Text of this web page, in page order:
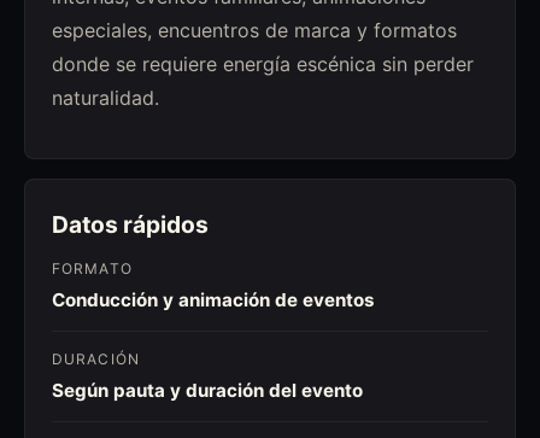
especiales, encuentros de marca y formatos
donde se requiere energía escénica sin perder
naturalidad.
Datos rápidos
FORMATO
Conducción y animación de eventos
DURACIÓN
Según pauta y duración del evento